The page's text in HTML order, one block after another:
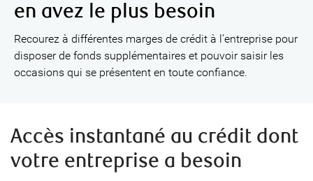
en avez le plus besoin
Recourez à différentes marges de crédit à l’entreprise pour
disposer de fonds supplémentaires et pouvoir saisir les
occasions qui se présentent en toute confiance.
Accès instantané au crédit dont
votre entreprise a besoin